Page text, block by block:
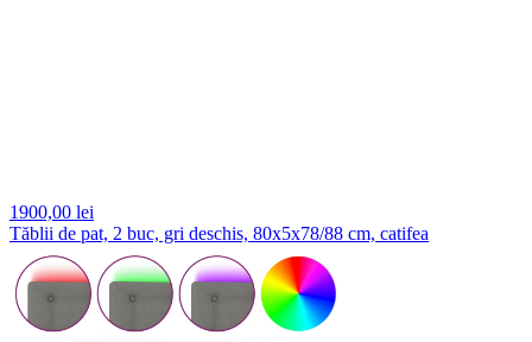
1900,00 lei
Tăblii de pat, 2 buc, gri deschis, 80x5x78/88 cm, catifea